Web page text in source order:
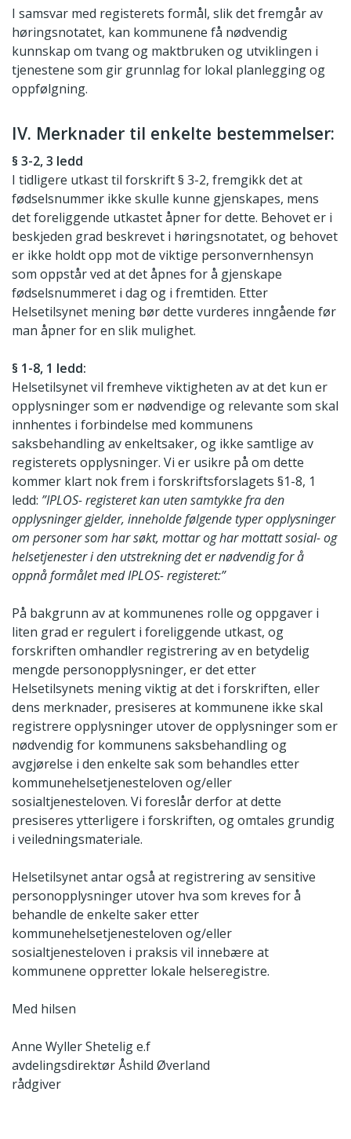
I samsvar med registerets formål, slik det fremgår av
høringsnotatet, kan kommunene få nødvendig
kunnskap om tvang og maktbruken og utviklingen i
tjenestene som gir grunnlag for lokal planlegging og
oppfølgning.
IV. Merknader til enkelte bestemmelser:
§ 3-2, 3 ledd
I tidligere utkast til forskrift § 3-2, fremgikk det at
fødselsnummer ikke skulle kunne gjenskapes, mens
det foreliggende utkastet åpner for dette. Behovet er i
beskjeden grad beskrevet i høringsnotatet, og behovet
er ikke holdt opp mot de viktige personvernhensyn
som oppstår ved at det åpnes for å gjenskape
fødselsnummeret i dag og i fremtiden. Etter
Helsetilsynet mening bør dette vurderes inngående før
man åpner for en slik mulighet.
§ 1-8, 1 ledd:
Helsetilsynet vil fremheve viktigheten av at det kun er
opplysninger som er nødvendige og relevante som skal
innhentes i forbindelse med kommunens
saksbehandling av enkeltsaker, og ikke samtlige av
registerets opplysninger. Vi er usikre på om dette
kommer klart nok frem i forskriftsforslagets §1-8, 1
ledd: ”IPLOS- registeret kan uten samtykke fra den
opplysninger gjelder, inneholde følgende typer opplysninger
om personer som har søkt, mottar og har mottatt sosial- og
helsetjenester i den utstrekning det er nødvendig for å
oppnå formålet med IPLOS- registeret:”
På bakgrunn av at kommunenes rolle og oppgaver i
liten grad er regulert i foreliggende utkast, og
forskriften omhandler registrering av en betydelig
mengde personopplysninger, er det etter
Helsetilsynets mening viktig at det i forskriften, eller
dens merknader, presiseres at kommunene ikke skal
registrere opplysninger utover de opplysninger som er
nødvendig for kommunens saksbehandling og
avgjørelse i den enkelte sak som behandles etter
kommunehelsetjenesteloven og/eller
sosialtjenesteloven. Vi foreslår derfor at dette
presiseres ytterligere i forskriften, og omtales grundig
i veiledningsmateriale.
Helsetilsynet antar også at registrering av sensitive
personopplysninger utover hva som kreves for å
behandle de enkelte saker etter
kommunehelsetjenesteloven og/eller
sosialtjenesteloven i praksis vil innebære at
kommunene oppretter lokale helseregistre.
Med hilsen
Anne Wyller Shetelig e.f
avdelingsdirektørÅshild Øverland
rådgiver